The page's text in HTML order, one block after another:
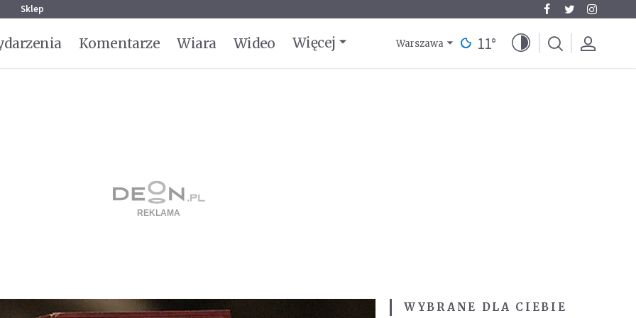
Sklep
Komentarze Wiara Wideo Więcej Warszawa 11°
WYBRANE DLA CIEBIE